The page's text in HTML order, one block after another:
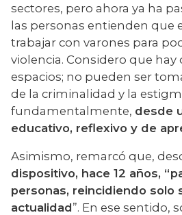
sectores, pero ahora ya ha
las personas entienden que
trabajar con varones para
violencia. Considero que
espacios; no pueden ser
de la criminalidad y la
fundamentalmente, desde
educativo, reflexivo y de
Asimismo, remarcó que,
dispositivo, hace 12 años,
personas, reincidiendo solo
actualidad”. En ese sentido,